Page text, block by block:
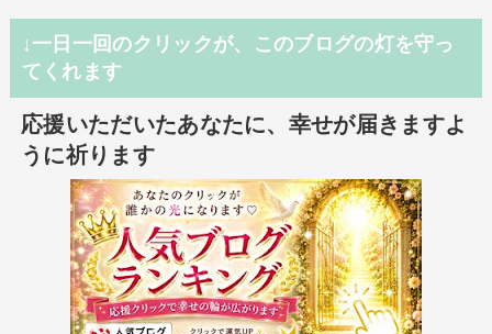
↓一日一回のクリックが、このブログの灯を守っ
てくれます
応援いただいたあなたに、幸せが届きますよ
うに祈ります